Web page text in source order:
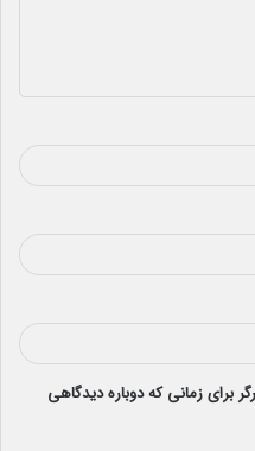
برای زمانی که دوباره دیدگاهی